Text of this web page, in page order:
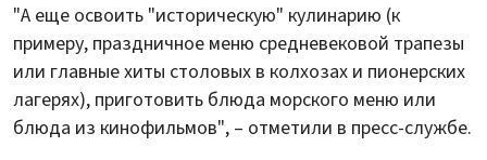
"А еще освоить "историческую" кулинарию (к
примеру, праздничное меню средневековой трапезы
или главные хиты столовых в колхозах и пионерских
лагерях), приготовить блюда морского меню или
блюда из кинофильмов", – отметили в пресс-службе.